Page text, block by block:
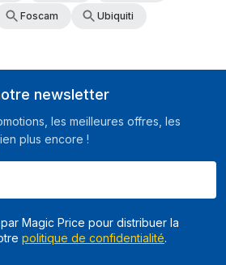
Foscam Ubiquiti
newsletter
les meilleures offres, les
plus encore !
Magic Price pour distribuer la
politique de confidentialité.